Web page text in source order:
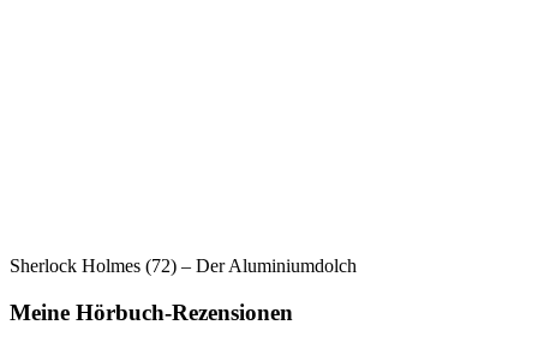
Sherlock Holmes (72) – Der Aluminiumdolch
Meine Hörbuch-Rezensionen